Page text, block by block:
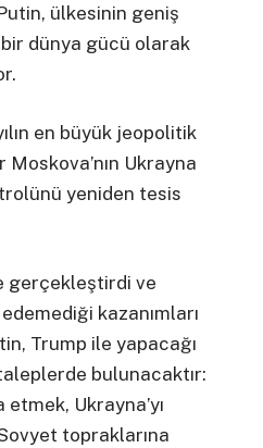
ülkesinin geniş
dünya gücü olarak
en büyük jeopolitik
Ukrayna
yeniden tesis
gerçekleştirdi ve
kazanımları
Trump ile yapacağı
bulunacaktır:
Ukrayna’yı
topraklarına